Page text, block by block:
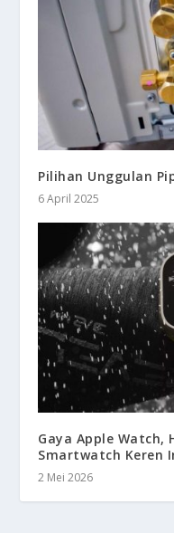
Pilihan Unggulan
6 April 2025
Gaya Apple Watch,
Smartwatch Keren
2 Mei 2026